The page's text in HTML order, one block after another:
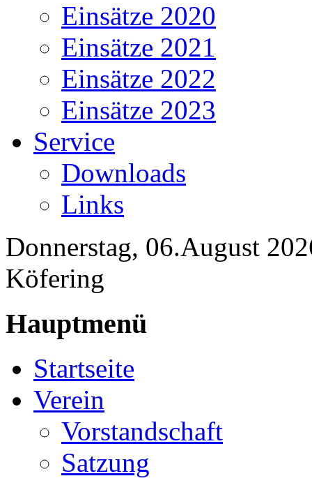
Einsätze 2020
Einsätze 2021
Einsätze 2022
Einsätze 2023
Service
Downloads
Links
Donnerstag, 06.August
Köfering
Hauptmenü
Startseite
Verein
Vorstandschaft
Satzung